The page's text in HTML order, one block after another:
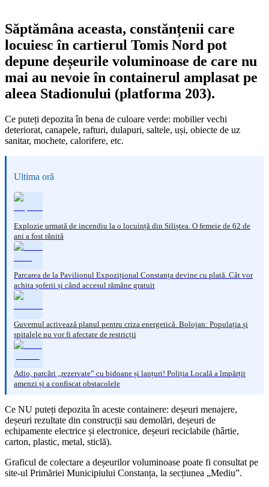
Săptămâna aceasta, constănțenii care
locuiesc în cartierul Tomis Nord pot
depune deșeurile voluminoase de care nu
mai au nevoie în containerul amplasat pe
aleea Stadionului (platforma 203).
Ce puteți depozita în bena de culoare verde: mobilier vechi
deteriorat, canapele, rafturi, dulapuri, saltele, uși, obiecte de uz
sanitar, mochete, calorifere, etc.
Ultima oră
Explozie urmată de incendiu la o locuință din Siliștea. O femeie de 62 de
ani a fost rănită
Parcarea de la Pavilionul Expozițional Constanța devine cu plată. Cât vor
achita șoferii și când accesul rămâne gratuit
Guvernul activează planul pentru criza energetică. Bolojan: Populația și
spitalele nu vor fi afectate de restricții
Adio, parcări „rezervate” cu bidoane și lanțuri! Poliția Locală a împărțit
amenzi și a confiscat obstacolele
Ce NU puteți depozita în aceste containere: deșeuri menajere,
deșeuri rezultate din construcții sau demolări, deșeuri de
echipamente electrice și electronice, deșeuri reciclabile (hârtie,
carton, plastic, metal, sticlă).
Graficul de colectare a deșeurilor voluminoase poate fi consultat pe
site-ul Primăriei Municipiului Constanța, la secțiunea „Mediu”.